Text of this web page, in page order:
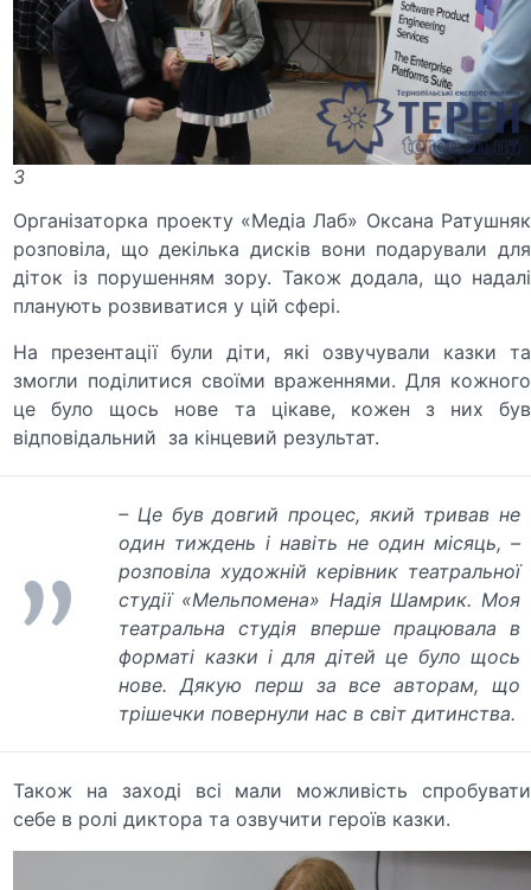
3
Організаторка проекту «Медіа Лаб» Оксана Ратушняк
розповіла, що декілька дисків вони подарували для
діток із порушенням зору. Також додала, що надалі
планують розвиватися у цій сфері.
На презентації були діти, які озвучували казки та
змогли поділитися своїми враженнями. Для кожного
це було щось нове та цікаве, кожен з них був
відповідальний за кінцевий результат.
– Це був довгий процес, який тривав не
один тиждень і навіть не один місяць, –
розповіла художній керівник театральної
студії «Мельпомена» Надія Шамрик. Моя
театральна студія вперше працювала в
форматі казки і для дітей це було щось
нове. Дякую перш за все авторам, що
трішечки повернули нас в світ дитинства.
Також на заході всі мали можливість спробувати
себе в ролі диктора та озвучити героїв казки.